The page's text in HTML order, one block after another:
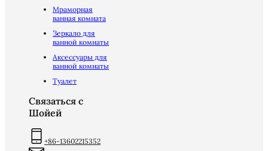
Мраморная
ванная комната
Зеркало для
ванной комнаты
Аксессуары для
ванной комнаты
Туалет
Связаться с
Шойей
+86-13602215352